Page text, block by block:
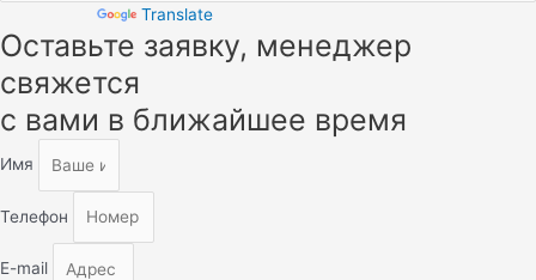
Translate
Прокрутка
вверх
Оставьте заявку, менеджер
свяжется
с вами в ближайшее время
Имя
Телефон
E-mail